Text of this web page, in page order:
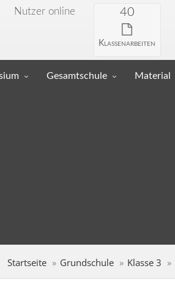
Nutzer online 40
Klassenarbeiten
Gesamtschule Material
Startseite Grundschule Klasse 3